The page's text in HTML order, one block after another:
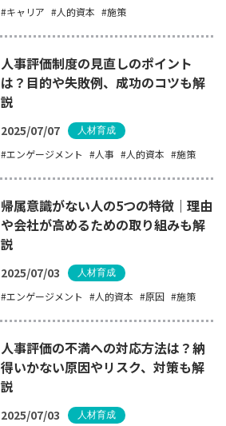
キャリア 人的資本 施策
人事評価制度の見直しのポイント
は？目的や失敗例、成功のコツも解
説
2025/07/07 人材育成
エンゲージメント 人事 人的資本 施策
帰属意識がない人の5つの特徴｜理由
や会社が高めるための取り組みも解
説
2025/07/03 人材育成
エンゲージメント 人的資本 原因 施策
人事評価の不満への対応方法は？納
得いかない原因やリスク、対策も解
説
2025/07/03 人材育成